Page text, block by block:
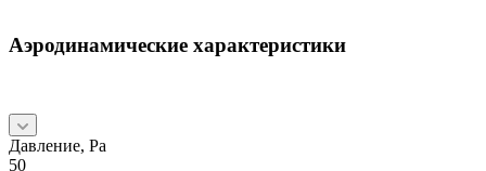
Аэродинамические характеристики
Давление, Pa
50